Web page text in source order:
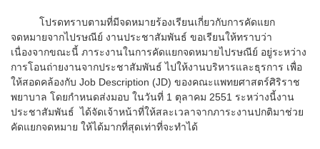
โปรดทราบตามที่มีจดหมายร้องเรียนเกี่ยวกับการคัดแยก
จดหมายจากไปรษณีย์ งานประชาสัมพันธ์ ขอเรียนให้ทราบว่า
เนื่องจากขณะนี้ ภาระงานในการคัดแยกจดหมายไปรษณีย์ อยู่ระหว่าง
การโอนถ่ายงานจากประชาสัมพันธ์ ไปให้งานบริหารและธุรการ เพื่อ
ให้สอดคล้องกับ Job Description (JD) ของคณะแพทยศาสตร์ศิริราช
พยาบาล โดยกำหนดส่งมอบ ในวันที่ 1 ตุลาคม 2551 ระหว่างนี้งาน
ประชาสัมพันธ์ ได้จัดเจ้าหน้าที่ให้สละเวลาจากภาระงานปกติมาช่วย
คัดแยกจดหมาย ให้ได้มากที่สุดเท่าที่จะทำได้